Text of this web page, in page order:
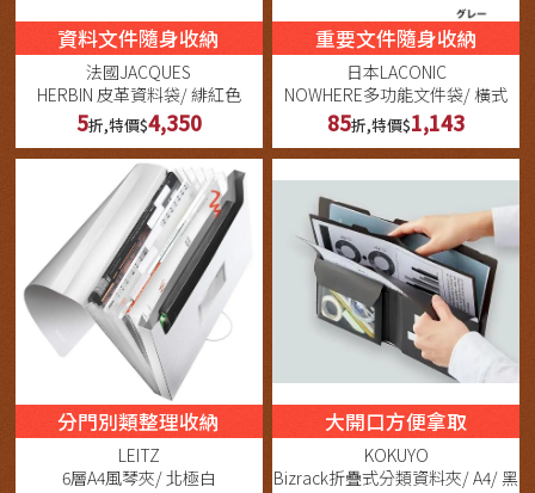
資料文件隨身收納
法國JACQUES
HERBIN 皮革資料袋/ 緋紅色
5折,特價$4,350
重要文件隨身收納
日本LACONIC
NOWHERE多功能文件袋/ 橫式
85折,特價$1,143
分門別類整理收納
LEITZ
6層A4風琴夾/ 北極白
大開口方便拿取
KOKUYO
Bizrack折疊式分類資料夾/ A4/ 黑